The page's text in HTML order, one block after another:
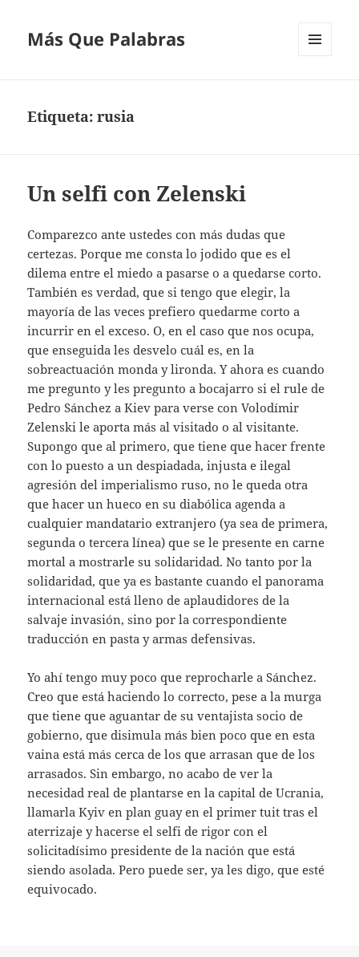
Más Que Palabras
Etiqueta:rusia
Un selfi con Zelenski
Comparezco ante ustedes con más dudas que
certezas. Porque me consta lo jodido que es el
dilema entre el miedo a pasarse o a quedarse corto.
También es verdad, que si tengo que elegir, la
mayoría de las veces prefiero quedarme corto a
incurrir en el exceso. O, en el caso que nos ocupa,
que enseguida les desvelo cuál es, en la
sobreactuación monda y lironda. Y ahora es cuando
me pregunto y les pregunto a bocajarro si el rule de
Pedro Sánchez a Kiev para verse con Volodímir
Zelenski le aporta más al visitado o al visitante.
Supongo que al primero, que tiene que hacer frente
con lo puesto a un despiadada, injusta e ilegal
agresión del imperialismo ruso, no le queda otra
que hacer un hueco en su diabólica agenda a
cualquier mandatario extranjero (ya sea de primera,
segunda o tercera línea) que se le presente en carne
mortal a mostrarle su solidaridad. No tanto por la
solidaridad, que ya es bastante cuando el panorama
internacional está lleno de aplaudidores de la
salvaje invasión, sino por la correspondiente
traducción en pasta y armas defensivas.
Yo ahí tengo muy poco que reprocharle a Sánchez.
Creo que está haciendo lo correcto, pese a la murga
que tiene que aguantar de su ventajista socio de
gobierno, que disimula más bien poco que en esta
vaina está más cerca de los que arrasan que de los
arrasados. Sin embargo, no acabo de ver la
necesidad real de plantarse en la capital de Ucrania,
llamarla Kyiv en plan guay en el primer tuit tras el
aterrizaje y hacerse el selfi de rigor con el
solicitadísimo presidente de la nación que está
siendo asolada. Pero puede ser, ya les digo, que esté
equivocado.